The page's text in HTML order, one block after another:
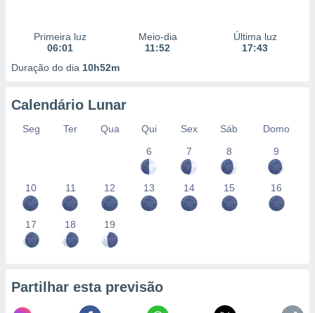
Primeira luz
06:01
Meio-dia
11:52
Última luz
17:43
Duração do dia 10h52m
Calendário Lunar
Seg Ter Qua Qui Sex Sáb
Domo
6
7 8 9
10 11 12 13 14 15 16
17 18 19
Partilhar esta previsão